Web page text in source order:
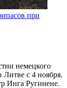
при
немецкого
Литве с 4 ноября.
Инга Ругинене.